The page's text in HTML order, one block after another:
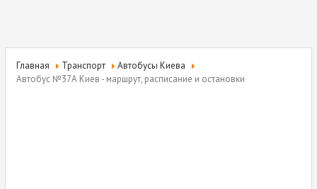
Главная Транспорт
Автобусы Киева
Автобус №37А Киев - маршрут, расписание и остановки